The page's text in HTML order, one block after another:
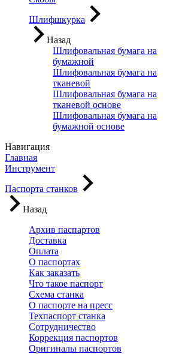
Шлифшкурка
Назад
Шлифовальная бумага на
бумажной
Шлифовальная бумага на
тканевой
Шлифовальная бумага на
тканевой основе
Шлифовальная бумага на
бумажной основе
Навигация
Главная
Инструмент
Паспорта станков
Назад
Архив паспартов
Доставка
Оплата
О паспортах
Как заказать
Что такое паспорт
Схема станка
О паспорте на пресс
Техпаспорт станка
Сотрудничество
Коррекция паспортов
Оригиналы паспортов